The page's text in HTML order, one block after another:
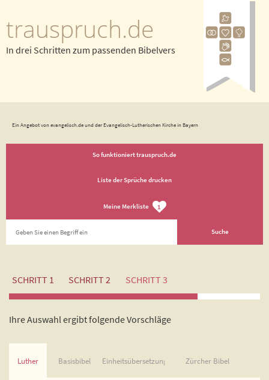
trauspruch.de
In drei Schritten zum passenden Bibelvers
Ein Angebot von evangelisch.de und der Evangelisch-Lutherischen Kirche in Bayern
So funktioniert trauspruch.de
Liste der Sprüche drucken
Meine Merkliste 1
SCHRITT 1 SCHRITT 2 SCHRITT 3
Ihre Auswahl ergibt folgende Vorschläge
Luther Basisbibel Einheitsübersetzung Zürcher Bibel